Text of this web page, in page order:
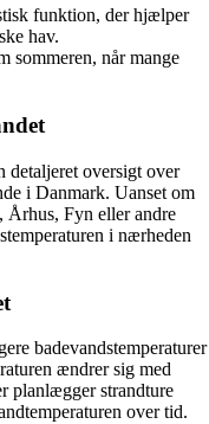
funktion, der hjælper
hav.
sommeren, når mange
detaljeret oversigt over
i Danmark. Uanset om
Århus, Fyn eller andre
i nærheden
badevandstemperaturer
ændrer sig med
planlægger strandture
over tid.